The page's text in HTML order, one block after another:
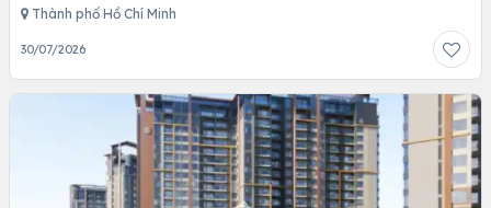
Thành phố Hồ Chí Minh
30/07/2026